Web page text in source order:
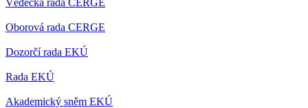
Vědecká rada CERGE
Oborová rada CERGE
Dozorčí rada EKÚ
Rada EKÚ
Akademický sněm EKÚ